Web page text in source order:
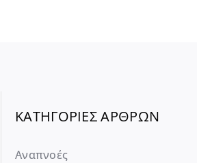
ΚΑΤΗΓΟΡΙΕΣ ΑΡΘΡΩΝ
Αναπνοές